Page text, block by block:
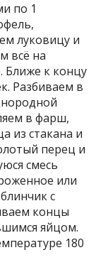
по 1
луковицу и
всё на
Ближе к концу
Разбиваем в
в фарш,
из стакана и
перец и
смесь
или
с
концы
яйцом.
180